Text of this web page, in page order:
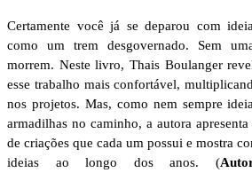
Certamente você já se deparou com
como um trem desgovernado. Sem
morrem. Neste livro, Thais Boulanger
esse trabalho mais confortável,
nos projetos. Mas, como nem sempre
armadilhas no caminho, a autora
de criações que cada um possui e mostra
ideias ao longo dos anos. (